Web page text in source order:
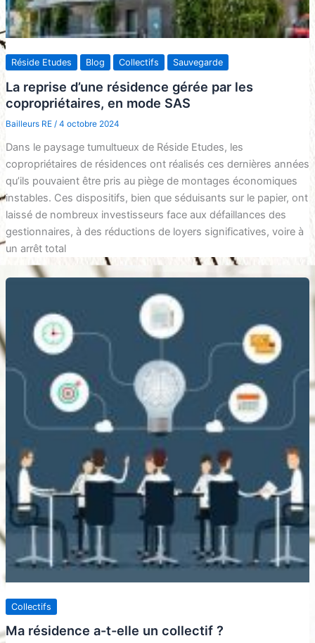
Réside Etudes Blog Collectifs Sauvegarde
La reprise d’une résidence gérée par les
copropriétaires, en mode SAS
Bailleurs RE / 4 octobre 2024
Dans le paysage tumultueux de Réside Etudes, les
copropriétaires de résidences ont réalisés ces dernières années
qu’ils pouvaient être pris au piège de montages économiques
instables. Ces dispositifs, bien que séduisants sur le papier, ont
laissé de nombreux investisseurs face aux défaillances des
gestionnaires, à des réductions de loyers significatives, voire à
un arrêt total
Collectifs
Ma résidence a-t-elle un collectif ?